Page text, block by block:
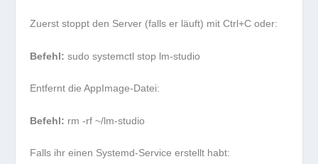
Zuerst stoppt den Server (falls er läuft) mitCtrl+C oder:
Befehl: sudo systemctl stop lm-studio
Entfernt die AppImage-Datei:
Befehl: rm -rf ~/lm-studio
Falls ihr einen Systemd-Service erstellt habt: